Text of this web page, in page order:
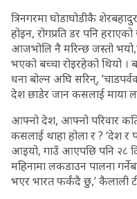
त्रिनगरमा घोडाघोडीकै
होइन, रोगप्रति डर पनि
आजभोलि नै मरिन्छ जस्तो
भएको बच्चा रोइरहेको थियो ।
धना बोल्न अघि सरिन्,
देश छाडेर जान कसलाई माया
आफ्नो देश, आफ्नो परिवार कति
कसलाई थाहा होला र ? ‘देश र
आइयो, गाउँ आएपछि पनि २८
महिनामा लकडाउन पालना
भएर भारत फर्कंदै छु,’ कैलाली